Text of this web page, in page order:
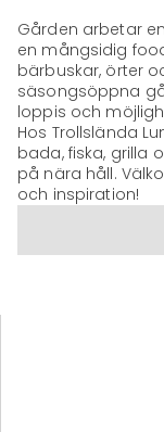
Gården arbetar
en mångsidig
bärbuskar, örter
säsongsöppna
loppis och
Hos Trollslända
bada, fiska, grilla
på nära håll.
och inspiration!